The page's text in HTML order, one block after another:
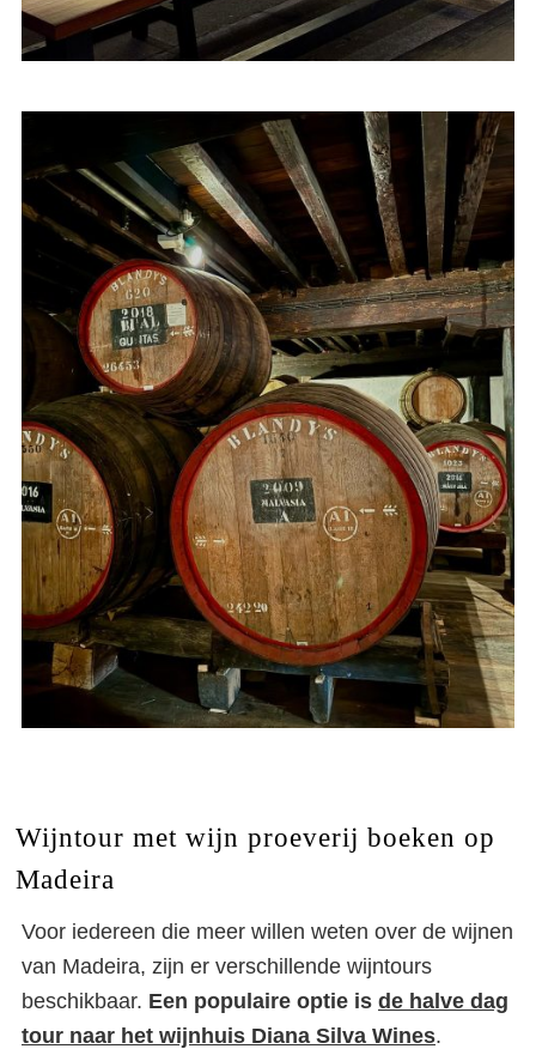
Wijntour met wijn proeverij boeken op
Madeira
Voor iedereen die meer willen weten over de wijnen
van Madeira, zijn er verschillende wijntours
beschikbaar. Een populaire optie is de halve dag
tour naar het wijnhuis Diana Silva Wines.